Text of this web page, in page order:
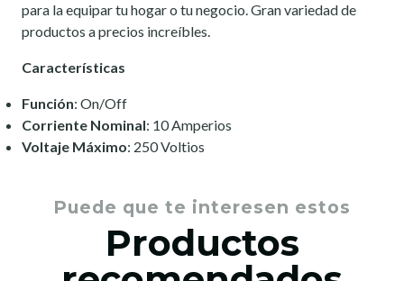
para la equipar tu hogar o tu negocio. Gran variedad de
productos a precios increíbles.
Características
Función: On/Off
Corriente Nominal: 10 Amperios
Voltaje Máximo: 250 Voltios
Puede que te interesen estos
Productos